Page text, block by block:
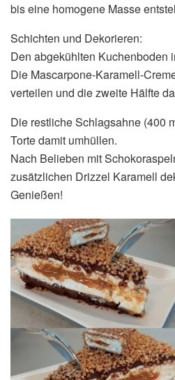
bis eine homogene Masse
Schichten und Dekorieren:
Den abgekühlten Kuchenboden
Die Mascarpone-Karamell-
verteilen und die zweite Hälfte
Die restliche Schlagsahne (400
Torte damit umhüllen.
Nach Belieben mit
zusätzlichen Drizzel Karamell
Genießen!